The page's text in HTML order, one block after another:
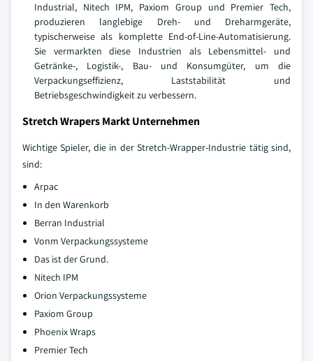
Industrial, Nitech IPM, Paxiom Group und Premier Tech,
produzieren langlebige Dreh- und Dreharmgeräte,
typischerweise als komplette End-of-Line-Automatisierung.
Sie vermarkten diese Industrien als Lebensmittel- und
Getränke-, Logistik-, Bau- und Konsumgüter, um die
Verpackungseffizienz, Laststabilität und
Betriebsgeschwindigkeit zu verbessern.
Stretch Wrapers Markt Unternehmen
Wichtige Spieler, die in der Stretch-Wrapper-Industrie tätig sind,
sind:
Arpac
In den Warenkorb
Berran Industrial
Vonm Verpackungssysteme
Das ist der Grund.
Nitech IPM
Orion Verpackungssysteme
Paxiom Group
Phoenix Wraps
Premier Tech